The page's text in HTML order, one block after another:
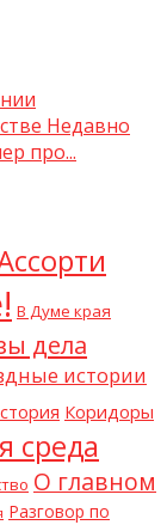
Недавно
про...
В Думе края
дела
истории
Коридоры
среда
О главном
Разговор по